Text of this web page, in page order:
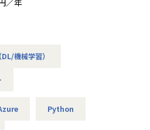
：サイバーセキュリティ分野は
続ける習慣が身につきます。
キャリアに応用可能で多様な選
ペシャリスト、セキュリティコ
ジェクトに携わる中で、
ロジェクトにおけるプリセール
を担当していただきます。
おけるプリセールス
機械学習）
Python